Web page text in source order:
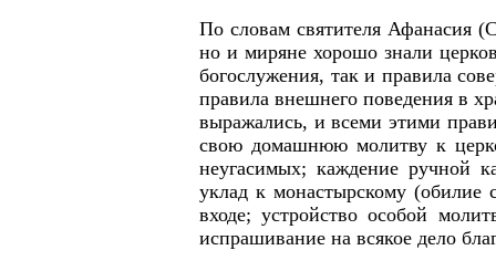
По словам святителя Афанасия
но и миряне хорошо знали
богослужения, так и правила
правила внешнего поведения в
выражались, и всеми этими
свою домашнюю молитву к
неугасимых; каждение ручной
уклад к монастырскому
входе; устройство особой
испрашивание на всякое дело